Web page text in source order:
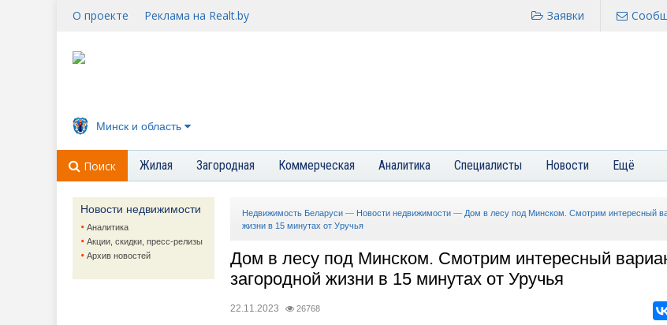
О проекте Реклама на Realt.by Заявки
Минск и область
Поиск Жилая Загородная Коммерческая Аналитика Специалисты Новости Ещё
Новости недвижимости
Аналитика
Акции, скидки, пресс-релизы
Архив новостей
Недвижимость Беларуси — Новости недвижимости — Дом в лесу под Минском. Смотрим интересный
жизни в 15 минутах от Уручья
Дом в лесу под Минском. Смотрим интересный
загородной жизни в 15 минутах от Уручья
22.11.2023 26768